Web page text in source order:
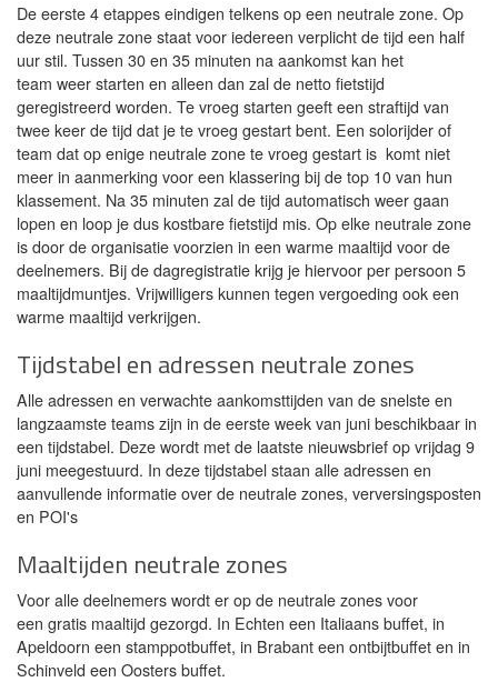
De eerste 4 etappes eindigen telkens op een neutrale zone. Op
deze neutrale zone staat voor iedereen verplicht de tijd een half
uur stil. Tussen 30 en 35 minuten na aankomst kan het
team weer starten en alleen dan zal de netto fietstijd
geregistreerd worden. Te vroeg starten geeft een straftijd van
twee keer de tijd dat je te vroeg gestart bent. Een solorijder of
team dat op enige neutrale zone te vroeg gestart is komt niet
meer in aanmerking voor een klassering bij de top 10 van hun
klassement. Na 35 minuten zal de tijd automatisch weer gaan
lopen en loop je dus kostbare fietstijd mis. Op elke neutrale zone
is door de organisatie voorzien in een warme maaltijd voor de
deelnemers. Bij de dagregistratie krijg je hiervoor per persoon 5
maaltijdmuntjes. Vrijwilligers kunnen tegen vergoeding ook een
warme maaltijd verkrijgen.
Tijdstabel en adressen neutrale zones
Alle adressen en verwachte aankomsttijden van de snelste en
langzaamste teams zijn in de eerste week van juni beschikbaar in
een tijdstabel. Deze wordt met de laatste nieuwsbrief op vrijdag 9
juni meegestuurd. In deze tijdstabel staan alle adressen en
aanvullende informatie over de neutrale zones, verversingsposten
en POI's
Maaltijden neutrale zones
Voor alle deelnemers wordt er op de neutrale zones voor
een gratis maaltijd gezorgd. In Echten een Italiaans buffet, in
Apeldoorn een stamppotbuffet, in Brabant een ontbijtbuffet en in
Schinveld een Oosters buffet.